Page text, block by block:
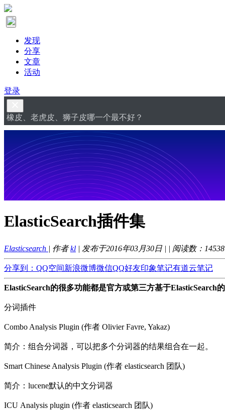
发现
分享
文章
活动
登录
橡皮、老虎皮、狮子皮哪一个最不好？
ElasticSearch插件集
Elasticsearch | 作者kl | 发布于2016年03月30日 | | 阅读数： 14538
分享到： QQ空间新浪微博微信QQ好友印象笔记有道云笔记
ElasticSearch的很多功能都是官方或第三方基于
分词插件
Combo Analysis Plugin (作者 Olivier Favre, Yakaz)
简介：组合分词器，可以把多个分词器的结果组合在一起。
Smart Chinese Analysis Plugin (作者 elasticsearch 团队)
简介：lucene默认的中文分词器
ICU Analysis plugin (作者 elasticsearch 团队)